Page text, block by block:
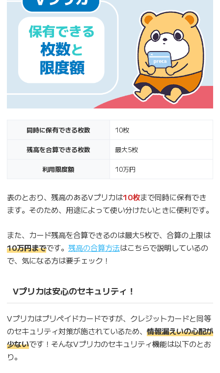
同時に保有できる枚数 10枚
残高を合算できる枚数 最大5枚
利用限度額 10万円
表のとおり、残高のあるVプリカは10枚まで同時に保有でき
ます。そのため、用途によって使い分けたいときに便利です。
また、カード残高を合算できるのは最大5枚で、合算の上限は
10万円までです。 残高の合算方法はこちらで説明しているの
で、気になる方は要チェック！
Vプリカは安心のセキュリティ！
Vプリカはプリペイドカードですが、クレジットカードと同等
のセキュリティ対策が施されているため、 情報漏えいの心配が
少ないです！そんなVプリカのセキュリティ機能は以下のとお
り。